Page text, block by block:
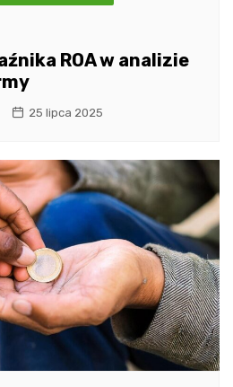
ROA w analizie
25 lipca 2025